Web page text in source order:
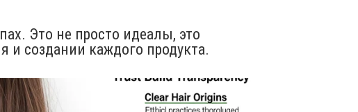
Это не просто идеалы, это
создании каждого продукта.